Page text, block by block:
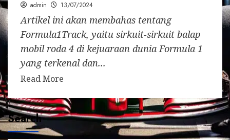
admin 13/07/2024
Artikel ini akan membahas tentang
Formula1Track, yaitu sirkuit-sirkuit balap
mobil roda 4 di kejuaraan dunia Formula 1
yang terkenal dan...
Read More
Search